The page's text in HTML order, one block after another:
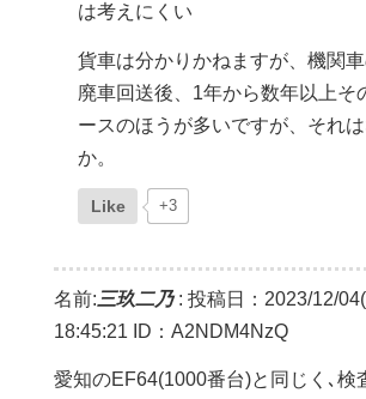
は考えにくい
貨車は分かりかねますが、機関
廃車回送後、1年から数年以上そ
ースのほうが多いですが、それ
か。
Like +3
名前: 三玖二乃: 投稿日：2023/12/
18:45:21
ID：A2NDM4NzQ
愛知のEF64(1000番台)と同じく､検